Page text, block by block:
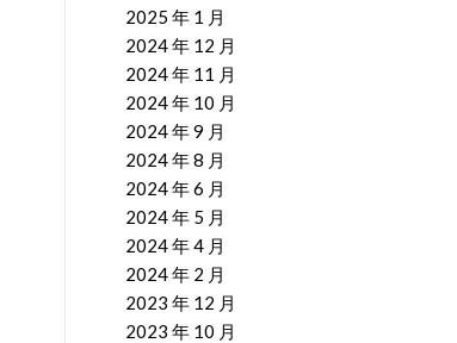
2025 年 1 月
2024 年 12 月
2024 年 11 月
2024 年 10 月
2024 年 9 月
2024 年 8 月
2024 年 6 月
2024 年 5 月
2024 年 4 月
2024 年 2 月
2023 年 12 月
2023 年 10 月